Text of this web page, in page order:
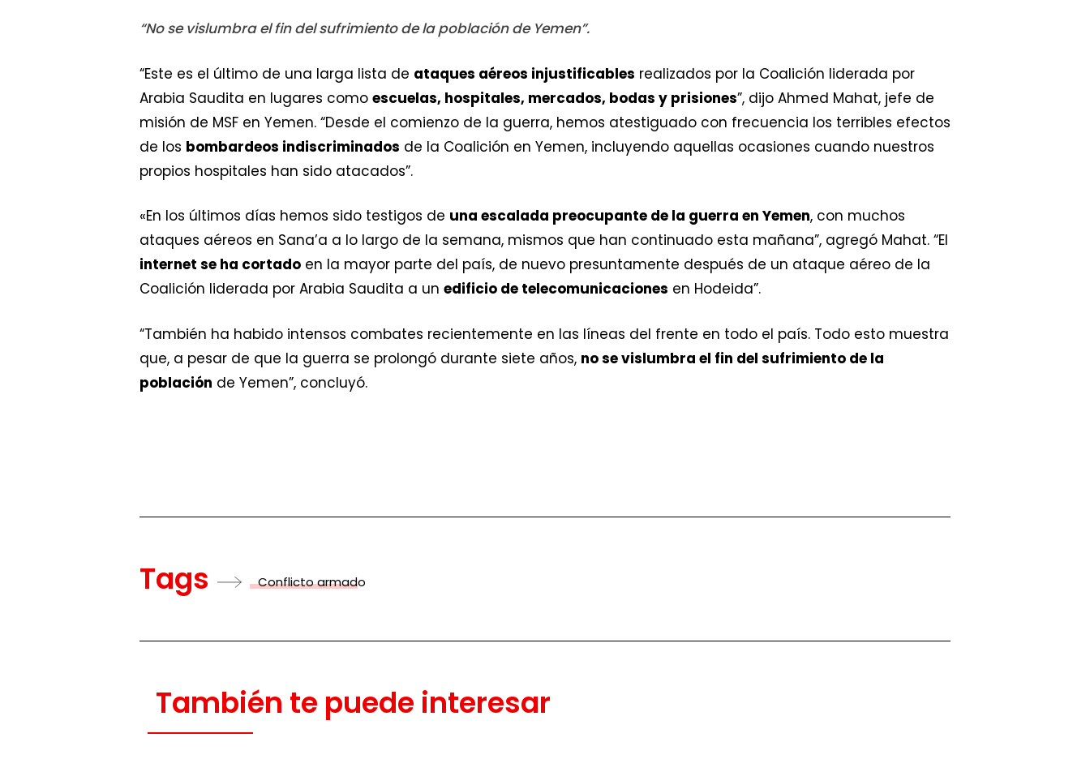
“No se vislumbra el fin del sufrimiento de la población de Yemen”.
“Este es el último de una larga lista de ataques aéreos injustificables realizados por la Coalición liderada por
Arabia Saudita en lugares como escuelas, hospitales, mercados, bodas y prisiones”, dijo Ahmed Mahat, jefe de
misión de MSF en Yemen. “Desde el comienzo de la guerra, hemos atestiguado con frecuencia los terribles efectos
de los bombardeos indiscriminados de la Coalición en Yemen, incluyendo aquellas ocasiones cuando nuestros
propios hospitales han sido atacados”.
«En los últimos días hemos sido testigos de una escalada preocupante de la guerra en Yemen, con muchos
ataques aéreos en Sana’a a lo largo de la semana, mismos que han continuado esta mañana”, agregó Mahat. “El
internet se ha cortado en la mayor parte del país, de nuevo presuntamente después de un ataque aéreo de la
Coalición liderada por Arabia Saudita a un edificio de telecomunicaciones en Hodeida”.
“También ha habido intensos combates recientemente en las líneas del frente en todo el país. Todo esto muestra
que, a pesar de que la guerra se prolongó durante siete años, no se vislumbra el fin del sufrimiento de la
población de Yemen”, concluyó.
Tags Conflicto armado
También te puede interesar